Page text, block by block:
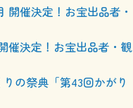
催決定！お宝出品者・観